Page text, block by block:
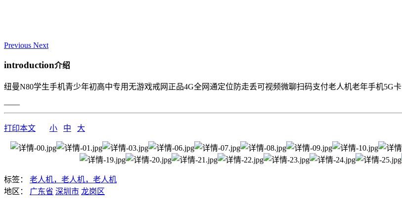
Previous Next
introduction介绍
纽曼N80学生手机青少年初高中专用无游戏戒网正品4G全网通定位防走丢可视频微聊扫码支付老人机老年手机5G卡
——
打印本文 小 中 大
标签： 老人机，老人机，老人机
地区： 广东省 深圳市 龙岗区